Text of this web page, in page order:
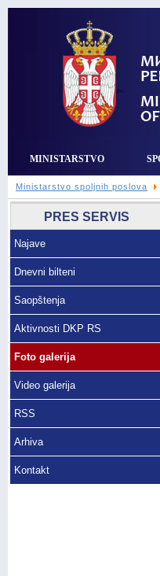
MINISTARSTVO
Ministarstvo spoljnih poslova
PRES SERVIS
Najave
Dnevni bilteni
Saopštenja
Aktivnosti DKP RS
Foto galerija
Video galerija
RSS
Arhiva
Kontakt